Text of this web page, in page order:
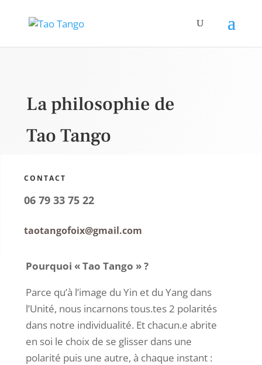
La philosophie de
Tao Tango
CONTACT
06 79 33 75 22
taotangofoix@gmail.com
Pourquoi « Tao Tango » ?
Parce qu’à l’image du Yin et du Yang dans
l’Unité, nous incarnons tous.tes 2 polarités
dans notre individualité. Et chacun.e abrite
en soi le choix de se glisser dans une
polarité puis une autre, à chaque instant :